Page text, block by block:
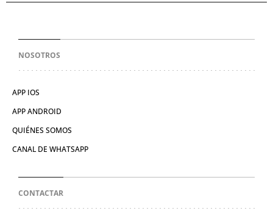
NOSOTROS
APP IOS
APP ANDROID
QUIÉNES SOMOS
CANAL DE WHATSAPP
CONTACTAR